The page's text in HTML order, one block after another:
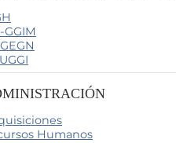
GGIM
Humanos